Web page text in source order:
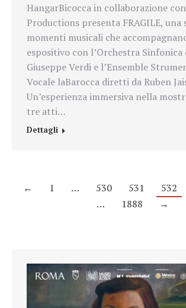
HangarBicocca in collaborazione
Productions presenta FRAGILE, una
momenti musicali che
espositivo con l’Orchestra
Giuseppe Verdi e l’Ensemble
Vocale laBarocca diretti da Ruben
Un’esperienza immersiva nella
tre atti…
Dettagli
← 1 … 530 531 532
…
1888 →